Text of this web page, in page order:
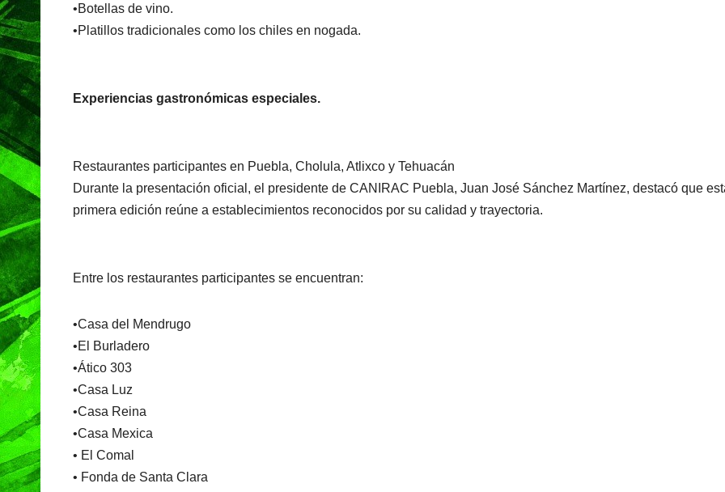
•Botellas de vino.
•Platillos tradicionales como los chiles en nogada.
Experiencias gastronómicas especiales.
Restaurantes participantes en Puebla, Cholula, Atlixco y Tehuacán
Durante la presentación oficial, el presidente de CANIRAC Puebla, Juan José Sánchez Martínez, destacó que
primera edición reúne a establecimientos reconocidos por su calidad y trayectoria.
Entre los restaurantes participantes se encuentran:
•Casa del Mendrugo
•El Burladero
•Ático 303
•Casa Luz
•Casa Reina
•Casa Mexica
• El Comal
• Fonda de Santa Clara
papa León XIV
para visitar
REDACCIÓN
de